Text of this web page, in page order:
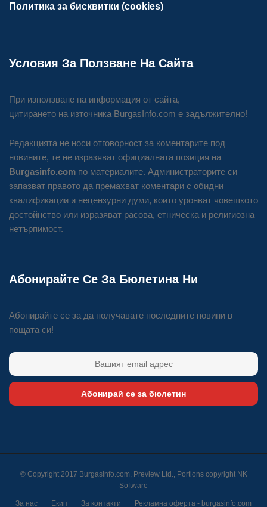
Политика за бисквитки (cookies)
Условия За Ползване На Сайта
При използване на информация от сайта,
цитирането на източника BurgasInfo.com е задължително!
Редакцията не носи отговорност за коментарите под
новините, те не изразяват официалната позиция на
Burgasinfo.com по материалите. Администраторите си
запазват правото да премахват коментари с обидни
квалификации и нецензурни думи, които уронват човешкото
достойнство или изразяват расова, етническа и религиозна
нетърпимост.
Абонирайте Се За Бюлетина Ни
Абонирайте се за да получавате последните новини в
пощата си!
Абонирай се за бюлетин
© Copyright 2017 Burgasinfo.com, Preview Ltd., Portions copyright NK
Software
За нас Екип За контакти Рекламна оферта - burgasinfo.com